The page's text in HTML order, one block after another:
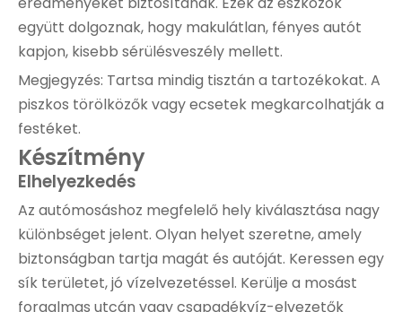
együtt dolgoznak, hogy makulátlan, fényes autót
kapjon, kisebb sérülésveszély mellett.
Megjegyzés: Tartsa mindig tisztán a tartozékokat. A
piszkos törölközők vagy ecsetek megkarcolhatják a
festéket.
Készítmény
Elhelyezkedés
Az autómosáshoz megfelelő hely kiválasztása nagy
különbséget jelent. Olyan helyet szeretne, amely
biztonságban tartja magát és autóját. Keressen egy
sík területet, jó vízelvezetéssel. Kerülje a mosást
forgalmas utcán vagy csapadékvíz-elvezetők